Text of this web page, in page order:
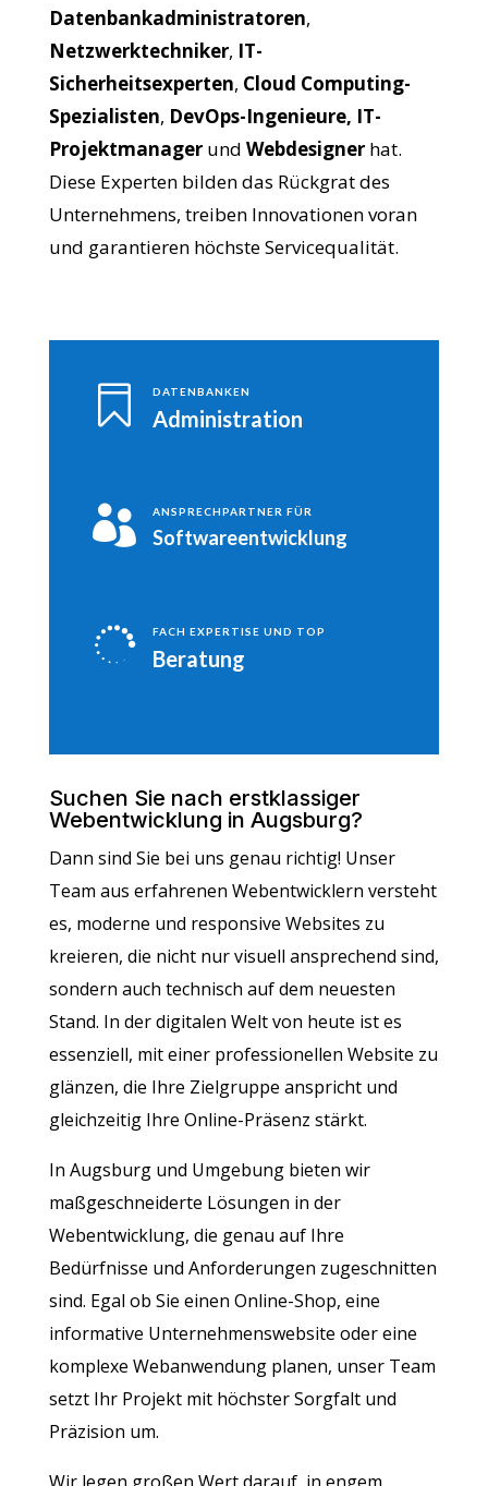
Datenbankadministratoren,
Netzwerktechniker, IT-
Sicherheitsexperten, Cloud Computing-
Spezialisten, DevOps-Ingenieure, IT-
Projektmanager und Webdesigner hat.
Diese Experten bilden das Rückgrat des
Unternehmens, treiben Innovationen voran
und garantieren höchste Servicequalität.
 DATENBANKEN
Administration
 ANSPRECHPARTNER FÜR
Softwareentwicklung
 FACH EXPERTISE UND TOP
Beratung
Suchen Sie nach erstklassiger
Webentwicklung in Augsburg?
Dann sind Sie bei uns genau richtig! Unser
Team aus erfahrenen Webentwicklern versteht
es, moderne und responsive Websites zu
kreieren, die nicht nur visuell ansprechend sind,
sondern auch technisch auf dem neuesten
Stand. In der digitalen Welt von heute ist es
essenziell, mit einer professionellen Website zu
glänzen, die Ihre Zielgruppe anspricht und
gleichzeitig Ihre Online-Präsenz stärkt.
In Augsburg und Umgebung bieten wir
maßgeschneiderte Lösungen in der
Webentwicklung, die genau auf Ihre
Bedürfnisse und Anforderungen zugeschnitten
sind. Egal ob Sie einen Online-Shop, eine
informative Unternehmenswebsite oder eine
komplexe Webanwendung planen, unser Team
setzt Ihr Projekt mit höchster Sorgfalt und
Präzision um.